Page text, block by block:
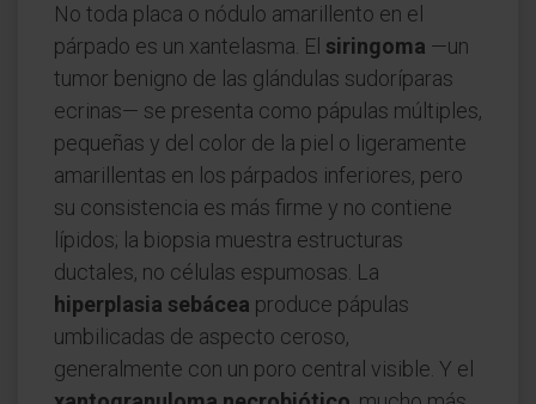
No toda placa o nódulo amarillento en el
párpado es un xantelasma. El siringoma —un
tumor benigno de las glándulas sudoríparas
ecrinas— se presenta como pápulas múltiples,
pequeñas y del color de la piel o ligeramente
amarillentas en los párpados inferiores, pero
su consistencia es más firme y no contiene
lípidos; la biopsia muestra estructuras
ductales, no células espumosas. La
hiperplasia sebácea produce pápulas
umbilicadas de aspecto ceroso,
generalmente con un poro central visible. Y el